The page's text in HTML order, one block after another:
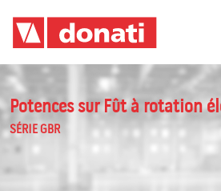
Main navigation
Potences sur Fût à rotation
SÉRIE GBR